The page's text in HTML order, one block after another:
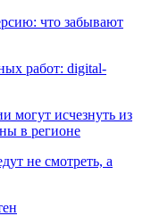
что забывают
работ: digital-
могут исчезнуть из
в регионе
не смотреть, а